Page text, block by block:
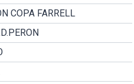
COPA FARRELL